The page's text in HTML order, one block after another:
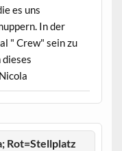
es uns
In der
" Crew" sein zu
Rot=Stellplatz